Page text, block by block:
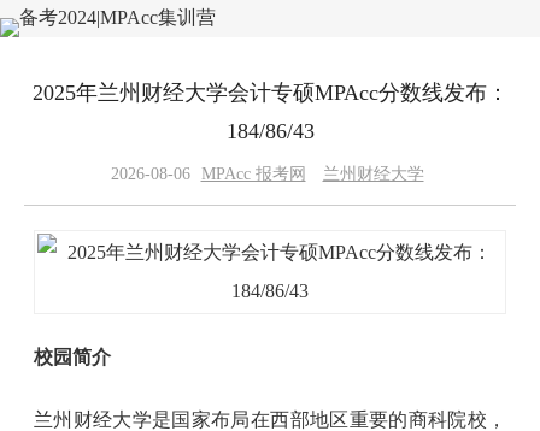
2025年兰州财经大学会计专硕MPAcc分数线发布：
184/86/43
2026-08-06 MPAcc 报考网 兰州财经大学
校园简介
兰州财经大学是国家布局在西部地区重要的商科院校，